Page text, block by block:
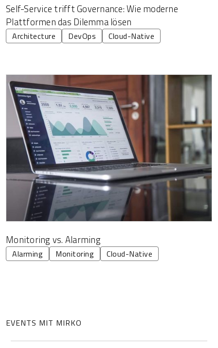
Self-Service trifft Governance: Wie moderne
Plattformen das Dilemma lösen
Architecture DevOps Cloud-Native
Monitoring vs. Alarming
Alarming Monitoring Cloud-Native
EVENTS MIT MIRKO